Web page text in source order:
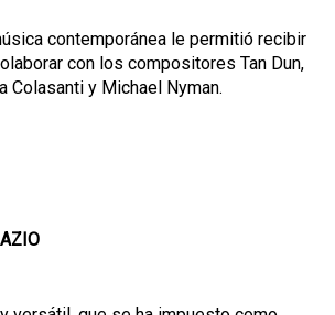
contemporánea le permitió recibir
con los compositores Tan Dun,
Colasanti y Michael Nyman.